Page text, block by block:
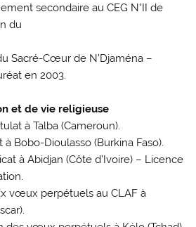
secondaire au CEG N°II de
du
Sacré-Cœur de N’Djaména –
en 2003.
et de vie religieuse
à Talba (Cameroun).
Bobo-Dioulasso (Burkina Faso).
à Abidjan (Côte d’Ivoire) – Licence
vœux perpétuels au CLAF à